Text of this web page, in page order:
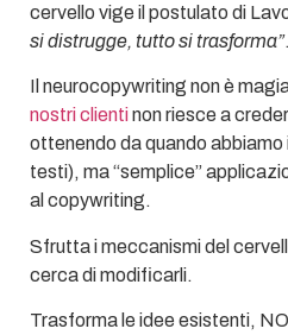
cervello vige il postulato di
si distrugge, tutto si trasforma”.
Il neurocopywriting non è
nostri clientinon riesce a
ottenendo da quando abbiamo
testi), ma “semplice”
al copywriting.
Sfrutta i meccanismi del
cerca di modificarli.
Trasforma le idee esistenti,